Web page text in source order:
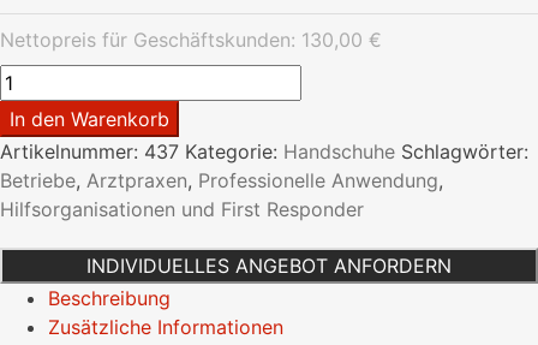
Nettopreis für Geschäftskunden: 130,00 €
Handschuhhalter
ALU
FLEX
5
Menge
In den Warenkorb
Artikelnummer: 437 Kategorie: Handschuhe Schlagwörter:
Betriebe, Arztpraxen, Professionelle Anwendung,
Hilfsorganisationen und First Responder
INDIVIDUELLES ANGEBOT ANFORDERN
Beschreibung
Zusätzliche Informationen